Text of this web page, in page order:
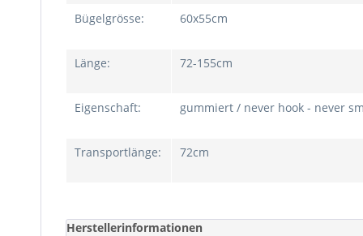
Bügelgrösse: 60x55cm
Länge: 72-155cm
Eigenschaft: gummiert / never hook - never
Transportlänge: 72cm
Herstellerinformationen